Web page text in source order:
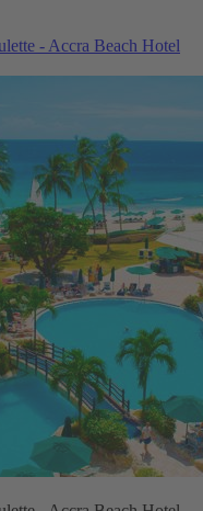
- Accra Beach Hotel